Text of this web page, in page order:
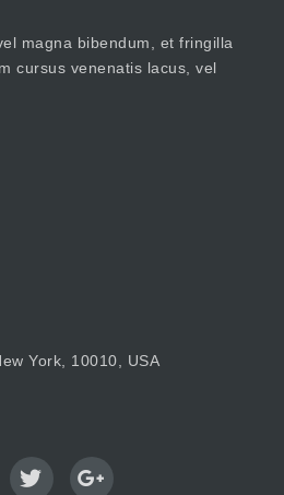
magna bibendum, et fringilla
cursus venenatis lacus, vel
York, 10010, USA